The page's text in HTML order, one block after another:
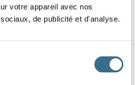
votre appareil avec nos
de publicité et d'analyse.